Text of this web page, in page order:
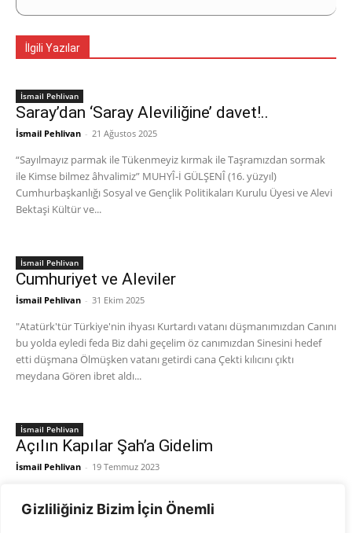
Gizliliğiniz Bizim İçin Önemli
İlgili Yazılar
İsmail Pehlivan
Saray’dan ‘Saray Aleviliğine’ davet!..
İsmail Pehlivan - 21 Ağustos 2025
“Sayılmayız parmak ile Tükenmeyiz kırmak ile Taşramızdan sormak
ile Kimse bilmez âhvalimiz” MUHYÎ-İ GÜLŞENÎ (16. yüzyıl)
Cumhurbaşkanlığı Sosyal ve Gençlik Politikaları Kurulu Üyesi ve Alevi
Bektaşi Kültür ve...
İsmail Pehlivan
Cumhuriyet ve Aleviler
İsmail Pehlivan - 31 Ekim 2025
"Atatürk'tür Türkiye'nin ihyası Kurtardı vatanı düşmanımızdan Canını
bu yolda eyledi feda Biz dahi geçelim öz canımızdan Sinesini hedef
etti düşmana Ölmüşken vatanı getirdi cana Çekti kılıcını çıktı
meydana Gören ibret aldı...
İsmail Pehlivan
Açılın Kapılar Şah’a Gidelim
İsmail Pehlivan - 19 Temmuz 2023
Aleviler bin yıldır bu coğrafyada barışı kendine rehber ederek, kinden,